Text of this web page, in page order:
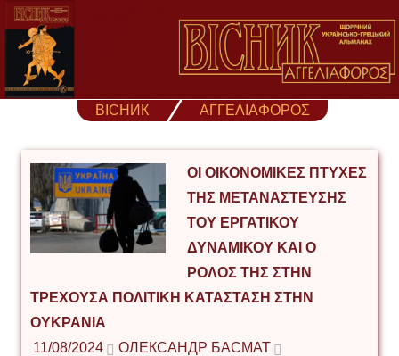
Skip
content
ВІСНИК ΑΓΓΕΛΙΑΦΟΡΟΣ
ΟΙ ΟΙΚΟΝΟΜΙΚΈΣ ΠΤΥΧΈΣ
ΤΗΣ ΜΕΤΑΝΆΣΤΕΥΣΗΣ
ΤΟΥ ΕΡΓΑΤΙΚΟΎ
ΔΥΝΑΜΙΚΟΎ ΚΑΙ Ο
ΡΌΛΟΣ ΤΗΣ ΣΤΗΝ
ΤΡΈΧΟΥΣΑ ΠΟΛΙΤΙΚΉ ΚΑΤΆΣΤΑΣΗ ΣΤΗΝ
ΟΥΚΡΑΝΊΑ
11/08/2024
ОЛЕКСАНДР БАСМАТ